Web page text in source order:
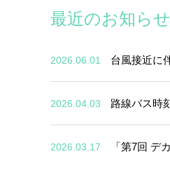
最近のお知らせ
2026.06.01 台風接近に
2026.04.03 路線バス時
2026.03.17 「第7回 デ